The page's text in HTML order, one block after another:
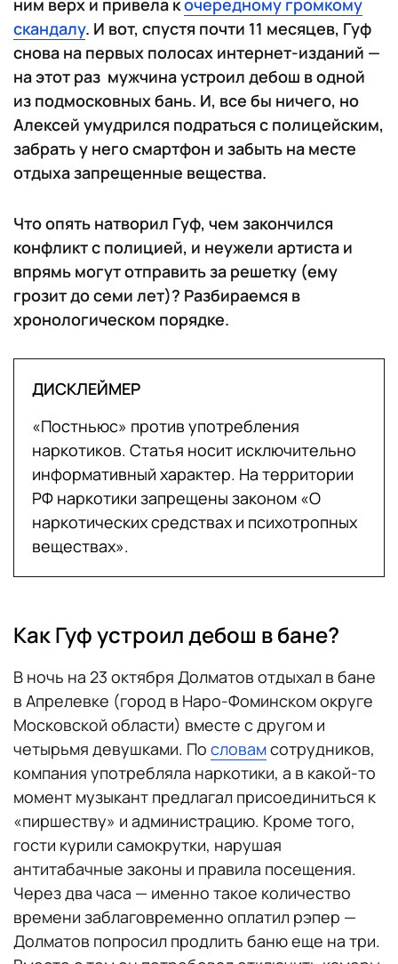
скандалу. И вот, спустя почти 11 месяцев, Гуф
снова на первых полосах интернет-изданий —
на этот раз мужчина устроил дебош в одной
из подмосковных бань. И, все бы ничего, но
Алексей умудрился подраться с полицейским,
забрать у него смартфон и забыть на месте
отдыха запрещенные вещества.
Что опять натворил Гуф, чем закончился
конфликт с полицией, и неужели артиста и
впрямь могут отправить за решетку (ему
грозит до семи лет)? Разбираемся в
хронологическом порядке.
ДИСКЛЕЙМЕР
«Постньюс» против употребления
наркотиков. Статья носит исключительно
информативный характер. На территории
РФ наркотики запрещены законом «О
наркотических средствах и психотропных
веществах».
Как Гуф устроил дебош в бане?
В ночь на 23 октября Долматов отдыхал в бане
в Апрелевке (город в Наро-Фоминском округе
Московской области) вместе с другом и
четырьмя девушками. По словамсотрудников,
компания употребляла наркотики, а в какой-то
момент музыкант предлагал присоединиться к
«пиршеству» и администрацию. Кроме того,
гости курили самокрутки, нарушая
антитабачные законы и правила посещения.
Через два часа — именно такое количество
времени заблаговременно оплатил рэпер —
Долматов попросил продлить баню еще на три.